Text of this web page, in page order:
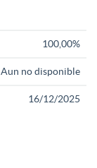
100,00%
Aun no disponible
16/12/2025